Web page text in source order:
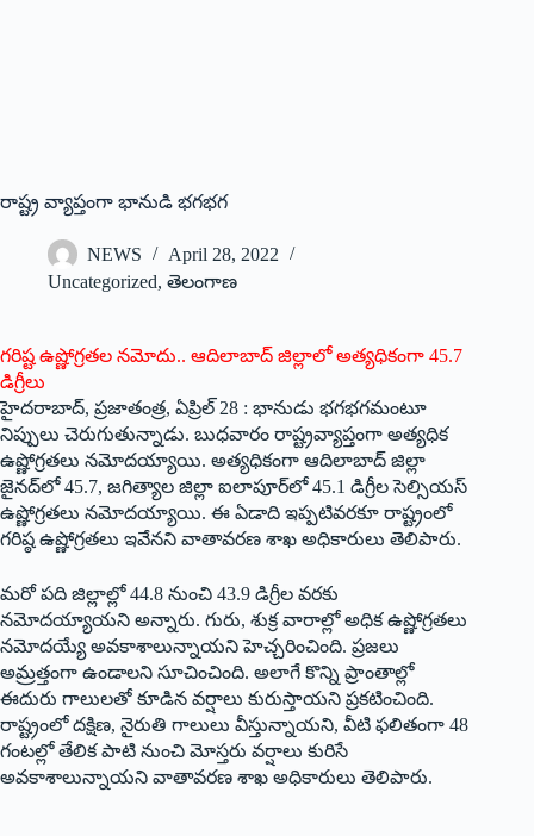
రాష్ట్ర వ్యాప్తంగా భానుడి భగభగ
NEWS
April 28, 2022
Uncategorized, తెలంగాణ
గరిష్ట ఉష్ణోగ్రతల నమోదు.. ఆదిలాబాద్‌ ‌జిల్లాలో అత్యధికంగా 45.7
డిగ్రీలు
హైదరాబాద్‌, ‌ప్రజాతంత్ర, ఏప్రిల్‌ 28 : ‌భానుడు భగభగమంటూ
నిప్పులు చెరుగుతున్నాడు. బుధవారం రాష్ట్రవ్యాప్తంగా అత్యధిక
ఉష్ణోగ్రతలు నమోదయ్యాయి. అత్యధికంగా ఆదిలాబాద్‌ ‌జిల్లా
జైనద్‌లో 45.7, జగిత్యాల జిల్లా ఐలాపూర్‌లో 45.1 డిగ్రీల సెల్సియస్‌
ఉష్ణోగ్రతలు నమోదయ్యాయి. ఈ ఏడాది ఇప్పటివరకూ రాష్ట్రంలో
గరిష్ఠ ఉష్ణోగ్రతలు ఇవేనని వాతావరణ శాఖ అధికారులు తెలిపారు.
మరో పది జిల్లాల్లో 44.8 నుంచి 43.9 డిగ్రీల వరకు
నమోదయ్యాయని అన్నారు. గురు, శుక్ర వారాల్లో అధిక ఉష్ణోగ్రతలు
నమోదయ్యే అవకాశాలున్నాయని హెచ్చరించింది. ప్రజలు
అమ్రత్తంగా ఉండాలని సూచించింది. అలాగే కొన్ని ప్రాంతాల్లో
ఈదురు గాలులతో కూడిన వర్షాలు కురుస్తాయని ప్రకటించింది.
రాష్ట్రంలో దక్షిణ, నైరుతి గాలులు వీస్తున్నాయని, వీటి ఫలితంగా 48
గంటల్లో తేలిక పాటి నుంచి మోస్తరు వర్షాలు కురిసే
అవకాశాలున్నాయని వాతావరణ శాఖ అధికారులు తెలిపారు.